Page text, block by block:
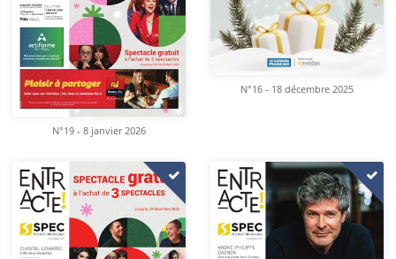
N°19 - 8 janvier 2026
N°16 - 18 décembre 2025